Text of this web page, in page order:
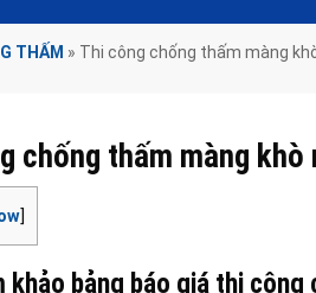
THẤM » Thi công chống thấm màng
chống thấm màng khò
]
khảo bảng báo giá thi